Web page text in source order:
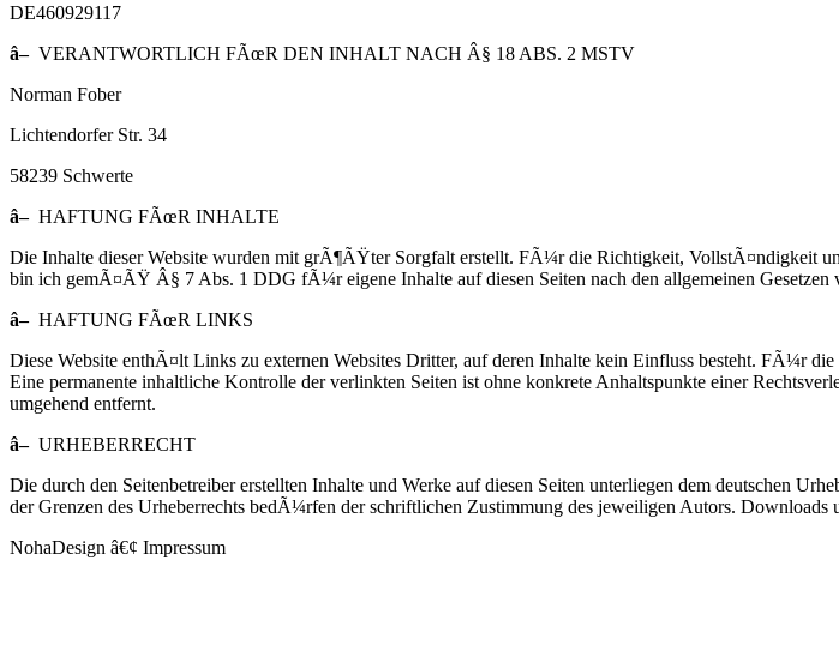
DE460929117
â– VERANTWORTLICH FÃœR DEN INHALT NACH Â§ 18 ABS. 2 MSTV
Norman Fober
Lichtendorfer Str. 34
58239 Schwerte
â– HAFTUNG FÃœR INHALTE
Die Inhalte dieser Website wurden mit grÃ¶ÃŸter Sorgfalt erstellt. FÃ¼r die Richtigkeit, VollstÃ¤ndigkeit
bin ich gemÃ¤ÃŸ Â§ 7 Abs. 1 DDG fÃ¼r eigene Inhalte auf diesen Seiten nach den allgemeinen Gesetzen
â– HAFTUNG FÃœR LINKS
Diese Website enthÃ¤lt Links zu externen Websites Dritter, auf deren Inhalte kein Einfluss besteht. FÃ¼r
Eine permanente inhaltliche Kontrolle der verlinkten Seiten ist ohne konkrete Anhaltspunkte einer
umgehend entfernt.
â– URHEBERRECHT
Die durch den Seitenbetreiber erstellten Inhalte und Werke auf diesen Seiten unterliegen dem deutschen
der Grenzen des Urheberrechts bedÃ¼rfen der schriftlichen Zustimmung des jeweiligen Autors.
NohaDesign â€¢ Impressum